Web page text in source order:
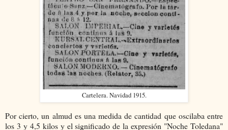
Cartelera. Navidad 1915.
Por cierto, un almud es una medida de cantidad que oscilaba entre
los 3 y 4,5 kilos y el significado de la expresión "Noche Toledana"